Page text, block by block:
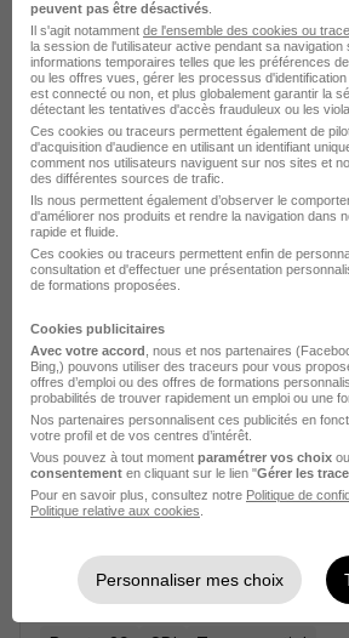
Brest - 29 CDI Temps partiel
Cette offre n’est plus disponible
Cheffe - Chef de Projet
Capgemini
Brest - 29 CDI
Cette offre n’est plus disponible
Cheffe - Chef de Projet
Capgemini
peuvent pas être désactivés
Il s'agit notamment de l'ensemble des cookies ou
la session de l'utilisateur active pendant sa
informations temporaires telles que les préférences
ou les offres vues, gérer les processus d'identification
est connecté ou non, et plus globalement garantir la
détectant les tentatives d'accès frauduleux ou les
Ces cookies ou traceurs permettent également de
d'acquisition d'audience en utilisant un identifiant
comment nos utilisateurs naviguent sur nos sites et
des différentes sources de trafic.
Ils nous permettent également d’observer le
d'améliorer nos produits et rendre la navigation dans
rapide et fluide.
Ces cookies ou traceurs permettent enfin de
consultation et d'effectuer une présentation
de formations proposées.
Cookies publicitaires
Avec votre accord , nous et nos partenaires
Bing,) pouvons utiliser des traceurs pour vous
offres d’emploi ou des offres de formations
probabilités de trouver rapidement un emploi ou une
Nos partenaires personnalisent ces publicités en
votre profil et de vos centres d’intérêt.
Vous pouvez à tout moment paramétrer vos choix ou
consentement en cliquant sur le lien "Gérer les
Pour en savoir plus, consultez notre Politique de
Politique relative aux cookies
Personnaliser mes choix